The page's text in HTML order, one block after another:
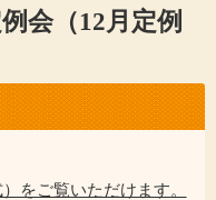
ー
シ
ン
メ
会（12月定例
をご覧いただけます。